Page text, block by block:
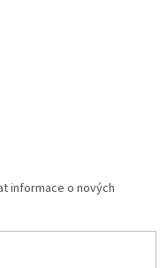
informace o nových